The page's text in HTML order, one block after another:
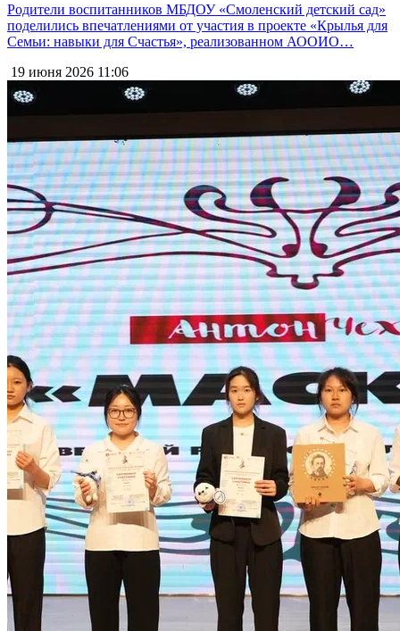
Родители воспитанников МБДОУ «Смоленский детский сад»
поделились впечатлениями от участия в проекте «Крылья для
Семьи: навыки для Счастья», реализованном АООИО…
19 июня 2026 11:06